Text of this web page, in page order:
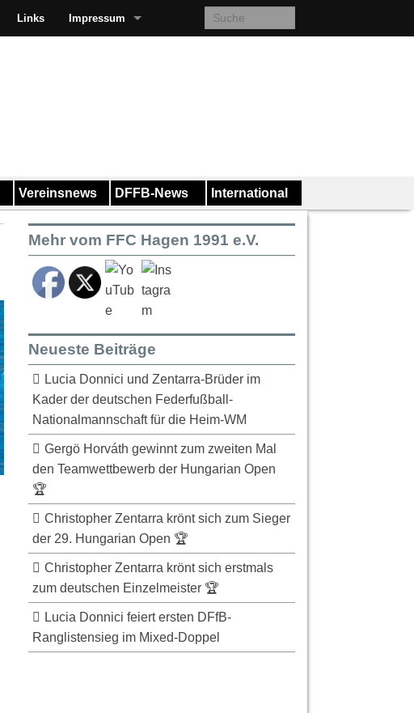
Links Impressum
Vereinsnews DFFB-News International
Mehr vom FFC Hagen 1991 e.V.
Neueste Beiträge
Lucia Donnici und Zentarra-Brüder im
Kader der deutschen Federfußball-
Nationalmannschaft für die Heim-WM
Gergö Horváth gewinnt zum zweiten Mal
den Teamwettbewerb der Hungarian Open
🏆
Christopher Zentarra krönt sich zum Sieger
der 29. Hungarian Open 🏆
Christopher Zentarra krönt sich erstmals
zum deutschen Einzelmeister 🏆
Lucia Donnici feiert ersten DFfB-
Ranglistensieg im Mixed-Doppel